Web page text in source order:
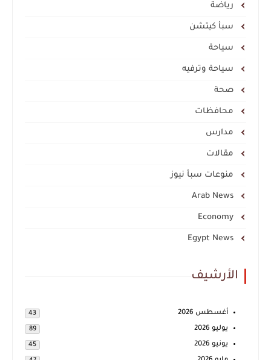
رياضة
سبأ كيتشن
سياحة
سياحة وترفيه
صحة
محافظات
مدارس
مقالات
منوعات سبأ نيوز
Arab News
Economy
Egypt News
الأرشيف
أغسطس 2026 43
يوليو 2026 89
يونيو 2026 45